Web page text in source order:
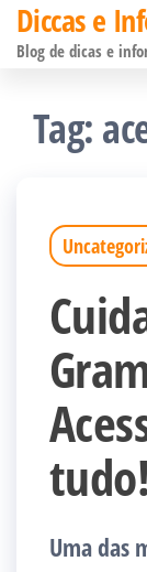
Pular
para
conteúdo
Diccas e
Blog de dicas e
Tag:
tudo!
Uma das